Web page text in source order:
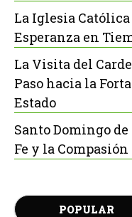
La Iglesia
Esperanza en
La Visita del
Paso hacia la
Estado
Santo Domingo
Fe y la Compasión
POPULAR